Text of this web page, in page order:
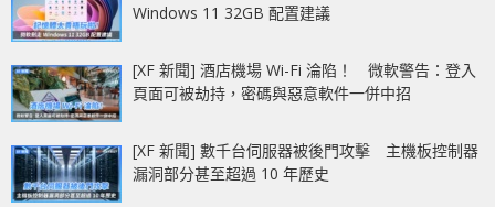
Windows 11 32GB 配置建議
[XF 新聞] 酒店機場 Wi-Fi 淪陷！ 微軟警告：登入
頁面可被劫持，密碼與惡意軟件一併中招
[XF 新聞] 數千台伺服器被後門攻擊 主機板控制器
漏洞部分甚至超過 10 年歷史